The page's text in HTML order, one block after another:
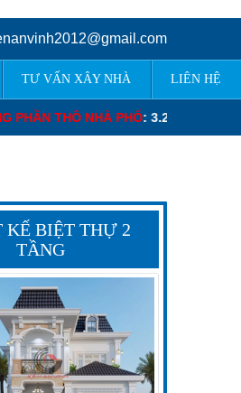
TƯ VẤN XÂY NHÀ LIÊN HỆ
ĐƠN GIÁ XÂY DỰNG PHẦN THÔ
KẾ BIỆT THỰ 2
TẦNG